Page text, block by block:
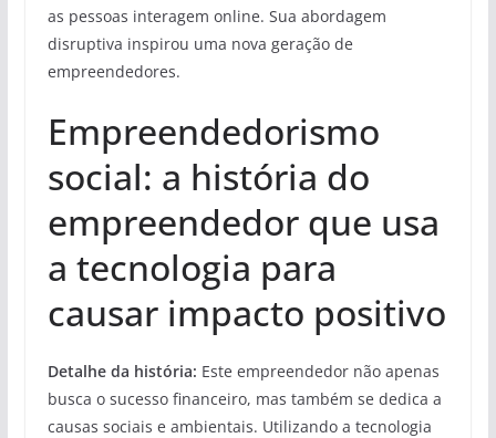
as pessoas interagem online. Sua abordagem
disruptiva inspirou uma nova geração de
empreendedores.
Empreendedorismo
social: a história do
empreendedor que usa
a tecnologia para
causar impacto positivo
Detalhe da história: Este empreendedor não apenas
busca o sucesso financeiro, mas também se dedica a
causas sociais e ambientais. Utilizando a tecnologia